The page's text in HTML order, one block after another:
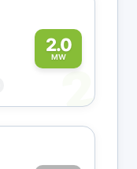
2.0
MW
2